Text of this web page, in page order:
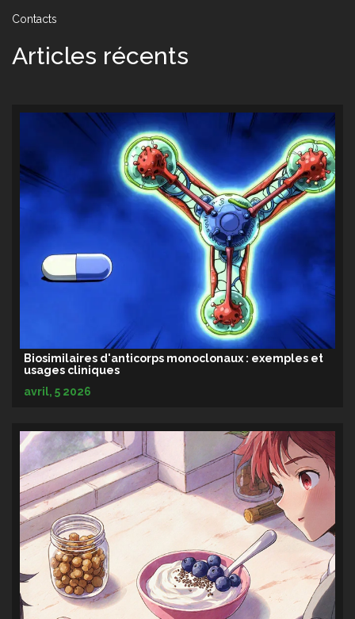
Contacts
Articles récents
Biosimilaires d'anticorps monoclonaux : exemples et
usages cliniques
avril, 5 2026